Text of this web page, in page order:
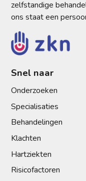
zelfstandige
ons staat een
Snel naar
Onderzoeken
Specialisaties
Behandelingen
Klachten
Hartziekten
Risicofactoren